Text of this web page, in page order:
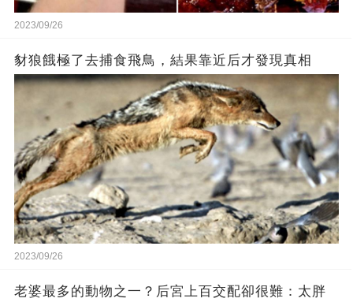
2023/09/26
豺狼餓極了去捕食飛鳥，結果靠近后才發現真相
2023/09/26
老婆最多的動物之一？后宮上百交配卻很難：太胖